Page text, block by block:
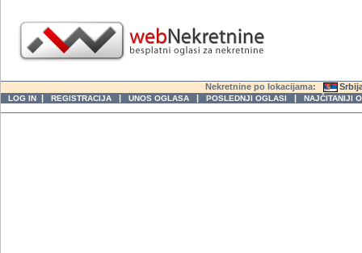
Nekretnine po lokacijama:
LOG IN | REGISTRACIJA | UNOS OGLASA | POSLEDNJI OGLASI | NAJČITANIJI